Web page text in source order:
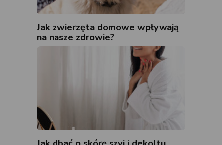
Jak zwierzęta domowe wpływają
na nasze zdrowie?